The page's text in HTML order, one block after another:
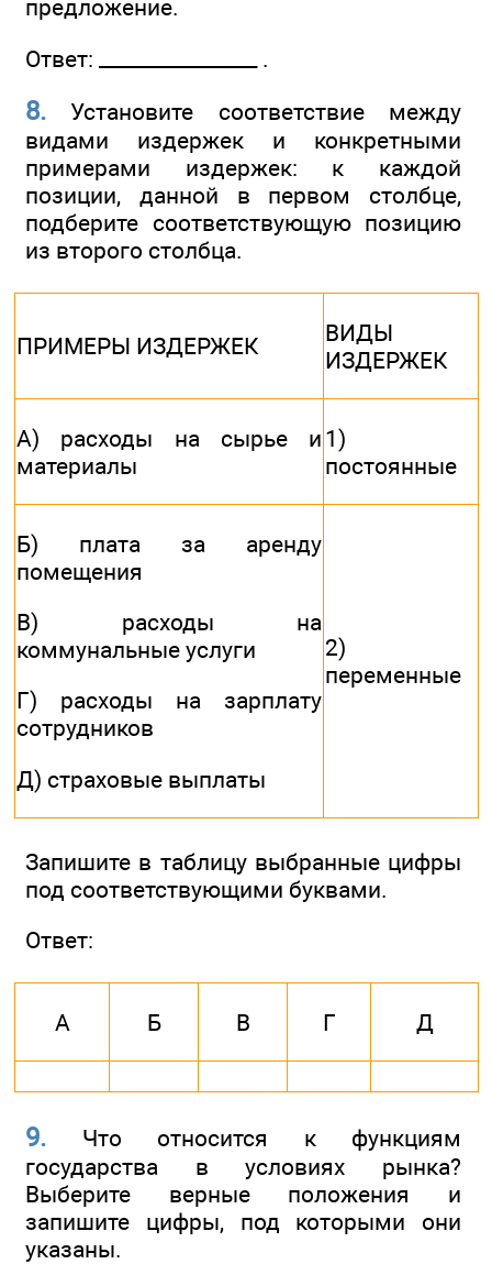
предложение.
Ответ: ________________ .
8. Установите соответствие между
видами издержек и конкретными
примерами издержек: к каждой
позиции, данной в первом столбце,
подберите соответствующую позицию
из второго столбца.
ПРИМЕРЫ ИЗДЕРЖЕК
ВИДЫ
ИЗДЕРЖЕК
А) расходы на сырье и
материалы
1)
постоянные
Б) плата за аренду
помещения
В) расходы на
коммунальные услуги
Г) расходы на зарплату
сотрудников
Д) страховые выплаты
2)
переменные
Запишите в таблицу выбранные цифры
под соответствующими буквами.
Ответ:
А Б В Г Д
9. Что относится к функциям
государства в условиях рынка?
Выберите верные положения и
запишите цифры, под которыми они
указаны.